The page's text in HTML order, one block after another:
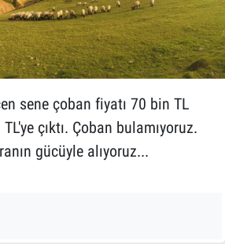
sene çoban fiyatı 70 bin TL
çıktı. Çoban bulamıyoruz.
gücüyle alıyoruz...